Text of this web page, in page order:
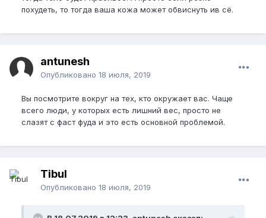
похудеть, то тогда ваша кожа может обвиснуть ив сё.
antunesh
Опубликовано 18 июля, 2019
Вы посмотрите вокруг на тех, кто окружает вас. Чаще
всего люди, у которых есть лишний вес, просто не
слазят с фаст фуда и это есть основной проблемой.
Tibul
Опубликовано 18 июля, 2019